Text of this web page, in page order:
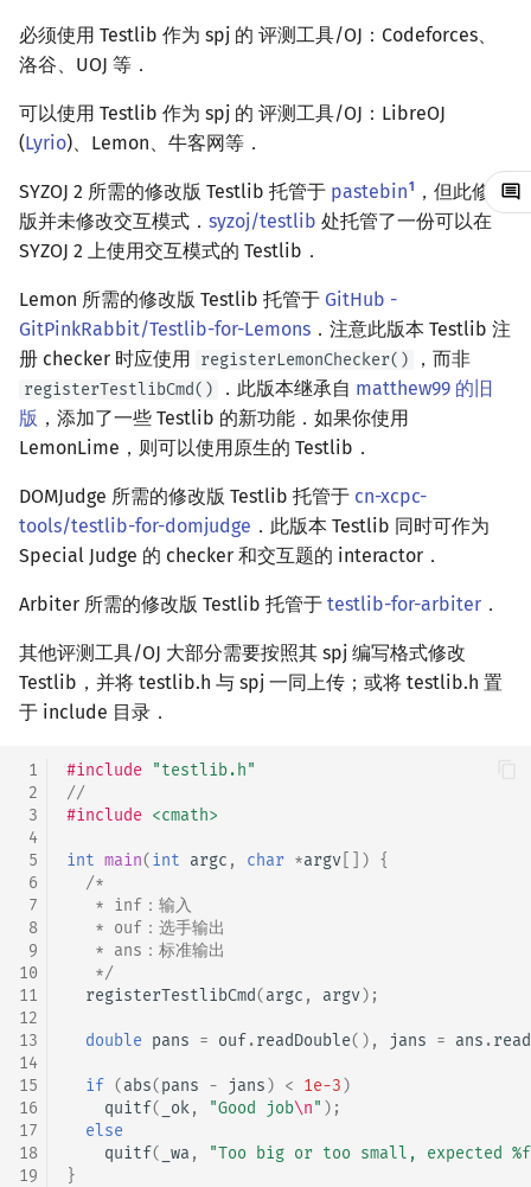
序列自动机
最小表示法
Lyndon 分解
Main–Lorentz 算法
离散对数
高次剩余 & 单位根
数论分块
狄利克雷卷积
莫比乌斯反演
杜教筛
Min_25 筛
类欧几里德算法
二次域
博弈论
数值算法
序理论
杨氏矩阵
拟阵
Berlekamp–Massey 算法
树套树
K-D Tree
动态树
析合树
PQ 树
手指树
霍夫曼树
哈密顿图
二分图
平面图
弦图
图的着色
网络流
图的匹配
矩阵树定理
最大团搜索算法
支配树
图上随机游走
珂朵莉树/颜色段均摊
空间优化简介
必须使用 Testlib 作为 spj 的 评测工具/OJ：Codeforces、
洛谷、UOJ 等．
可以使用 Testlib 作为 spj 的 评测工具/OJ：LibreOJ
(Lyrio)、Lemon、牛客网等．
SYZOJ 2 所需的修改版 Testlib 托管于 pastebin1
，但此修改
版并未修改交互模式． syzoj/testlib 处托管了一份可以在
SYZOJ 2 上使用交互模式的 Testlib．
Lemon 所需的修改版 Testlib 托管于 GitHub -
GitPinkRabbit/Testlib-for-Lemons ．注意此版本 Testlib 注
册 checker 时应使用
registerLemonChecker() ，而非
registerTestlibCmd() ．此版本继承自 matthew99 的旧
版 ，添加了一些 Testlib 的新功能．如果你使用
LemonLime，则可以使用原生的 Testlib．
DOMJudge 所需的修改版 Testlib 托管于 cn-xcpc-
tools/testlib-for-domjudge ．此版本 Testlib 同时可作为
Special Judge 的 checker 和交互题的 interactor．
Arbiter 所需的修改版 Testlib 托管于 testlib-for-arbiter ．
其他评测工具/OJ 大部分需要按照其 spj 编写格式修改
Testlib，并将 testlib.h 与 spj 一同上传；或将 testlib.h 置
于 include 目录．
1
2
3
4
5
6
7
8
9
10
11
12
13
14
15
16
17
18
19
#include
"testlib.h"
//
#include <cmath>
int main(int argc , char *argv []) {
/*
   * inf：输入
   * ouf：选手输出
   * ans：标准输出
   */
registerTestlibCmd(argc , argv);
double pans = ouf.readDouble(), jans = ans .
if (abs(pans - jans) < 1e-3)
quitf( _ok, "Good job\n" );
else
quitf( _wa ,
"Too big or too small, expected
}